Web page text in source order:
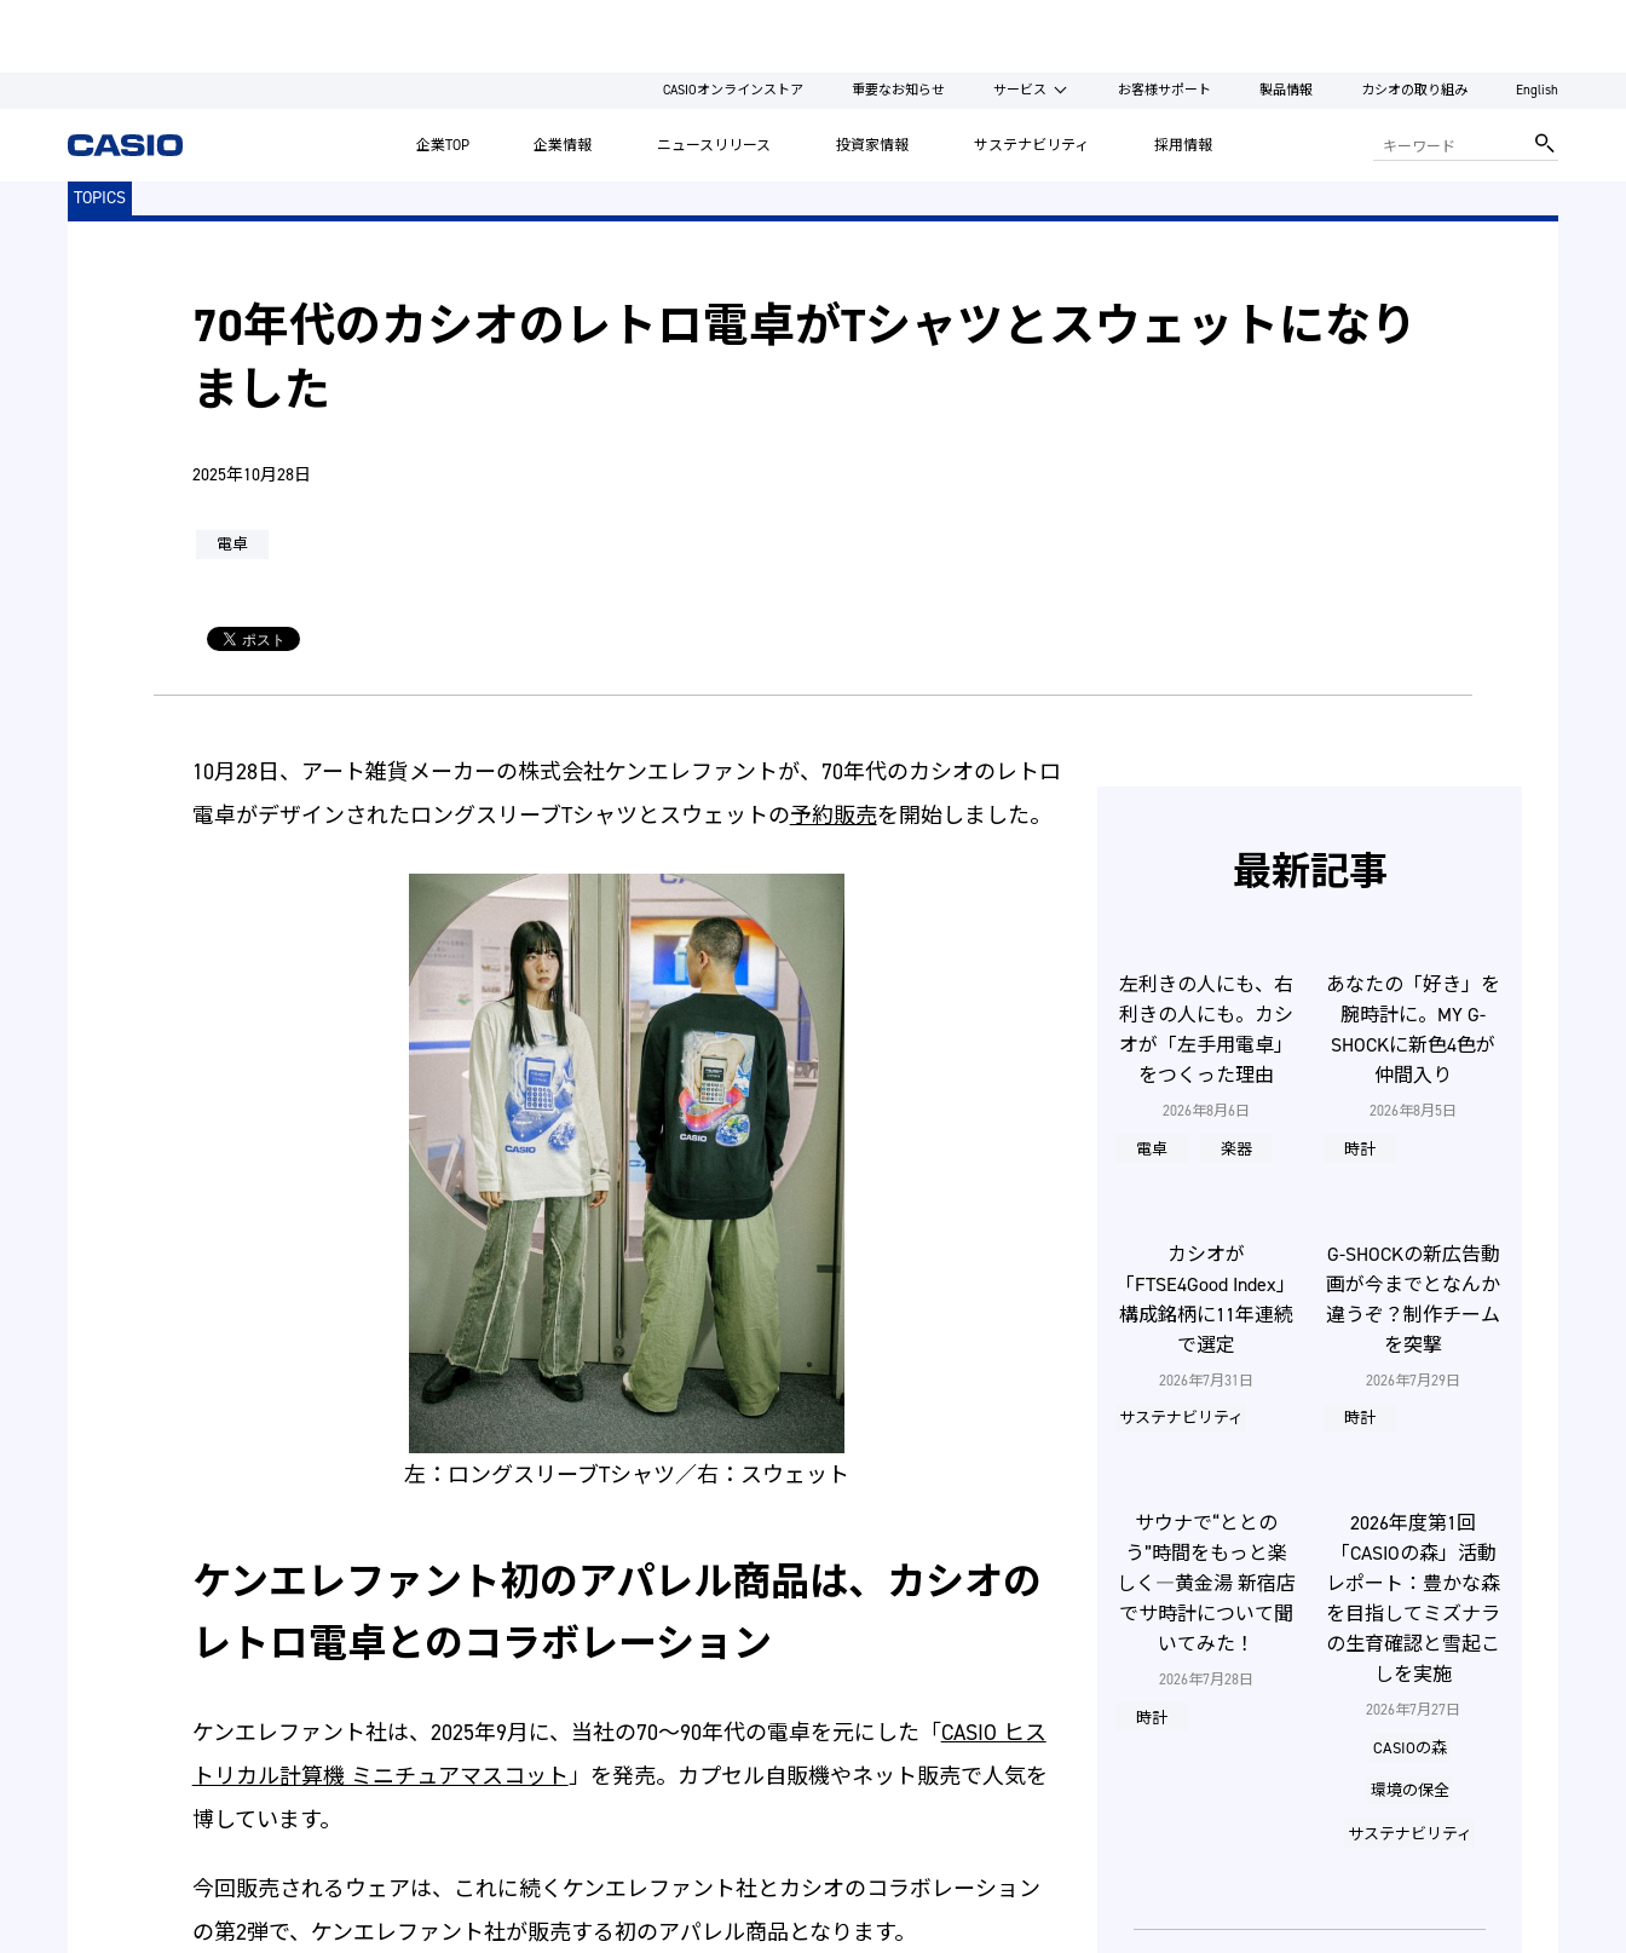
CASIOオンラインストア 重要なお知らせ サービス お客様サポート 製品情報 カシオの取り組み English
企業TOP 企業情報 ニュースリリース 投資家情報 サステナビリティ 採用情報
TOPICS
70年代のカシオのレトロ電卓がTシャツとスウェットになり
ました
2025年10月28日
電卓
10月28日、アート雑貨メーカーの株式会社ケンエレファントが、70年代のカシオのレトロ
電卓がデザインされたロングスリーブTシャツとスウェットの予約販売を開始しました。
左：ロングスリーブTシャツ／右：スウェット
ケンエレファント初のアパレル商品は、カシオの
レトロ電卓とのコラボレーション
ケンエレファント社は、2025年9月に、当社の70～90年代の電卓を元にした「CASIO ヒス
トリカル計算機 ミニチュアマスコット」を発売。カプセル自販機やネット販売で人気を
博しています。
今回販売されるウェアは、これに続くケンエレファント社とカシオのコラボレーション
の第2弾で、ケンエレファント社が販売する初のアパレル商品となります。
最新記事
2026年8月6日
電卓 楽器
左利きの人にも、右
利きの人にも。カシ
オが「左手用電卓」
をつくった理由
2026年8月5日
時計
あなたの「好き」を
腕時計に。MY G-
SHOCKに新色4色が
仲間入り
2026年7月31日
サステナビリティ
カシオが
「FTSE4Good Index」
構成銘柄に11年連続
で選定
2026年7月29日
時計
G-SHOCKの新広告動
画が今までとなんか
違うぞ？制作チーム
を突撃
2026年7月28日
時計
サウナで“ととの
う”時間をもっと楽
しく―黄金湯 新宿店
でサ時計について聞
いてみた！
2026年7月27日
CASIOの森
環境の保全
サステナビリティ
2026年度第1回
「CASIOの森」活動
レポート：豊かな森
を目指してミズナラ
の生育確認と雪起こ
しを実施